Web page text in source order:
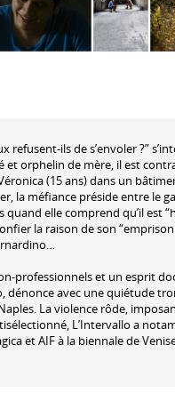
ils de s’envoler ?”
orphelin de mère, il est
(15 ans) dans un
la méfiance préside entre le
elle comprend qu’il est
la raison de son
professionnels et un esprit
dénonce avec une quiétude
La violence rôde,
L’Intervallo a
et AIF à la biennale de